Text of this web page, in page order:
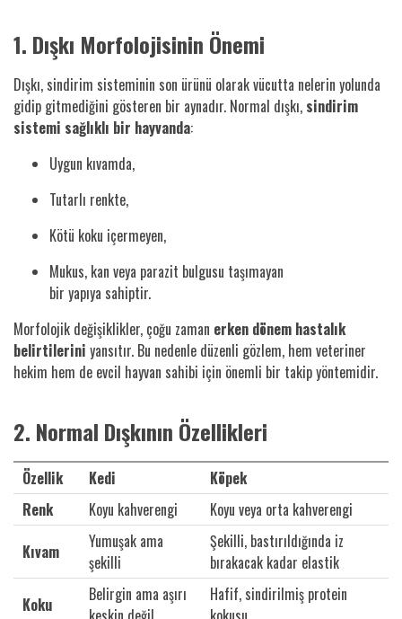
1. Dışkı Morfolojisinin Önemi
Dışkı, sindirim sisteminin son ürünü olarak vücutta nelerin yolunda
gidip gitmediğini gösteren bir aynadır. Normal dışkı, sindirim
sistemi sağlıklı bir hayvanda:
Uygun kıvamda,
Tutarlı renkte,
Kötü koku içermeyen,
Mukus, kan veya parazit bulgusu taşımayan
bir yapıya sahiptir.
Morfolojik değişiklikler, çoğu zaman erken dönem hastalık
belirtilerini yansıtır. Bu nedenle düzenli gözlem, hem veteriner
hekim hem de evcil hayvan sahibi için önemli bir takip yöntemidir.
2. Normal Dışkının Özellikleri
Özellik Kedi
Köpek
Renk
Koyu kahverengi
Koyu veya orta kahverengi
Kıvam
Yumuşak ama
şekilli
Şekilli, bastırıldığında iz
bırakacak kadar elastik
Koku
Belirgin ama aşırı
Hafif, sindirilmiş protein